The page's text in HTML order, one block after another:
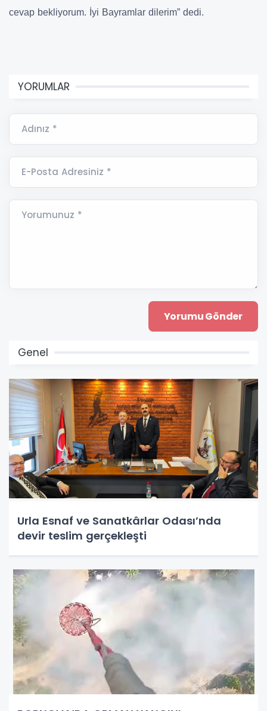
cevap bekliyorum. İyi Bayramlar dilerim” dedi.
YORUMLAR
Adınız *
E-Posta Adresiniz *
Yorumunuz *
Genel
Urla Esnaf ve Sanatkârlar Odası’nda
devir teslim gerçekleşti